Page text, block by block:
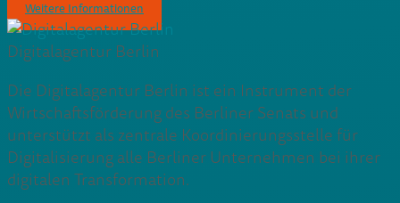
Weitere Informationen
Digitalagentur Berlin
Die Digitalagentur Berlin ist ein Instrument der
Wirtschaftsförderung des Berliner Senats und
unterstützt als zentrale Koordinierungsstelle für
Digitalisierung alle Berliner Unternehmen bei ihrer
digitalen Transformation.